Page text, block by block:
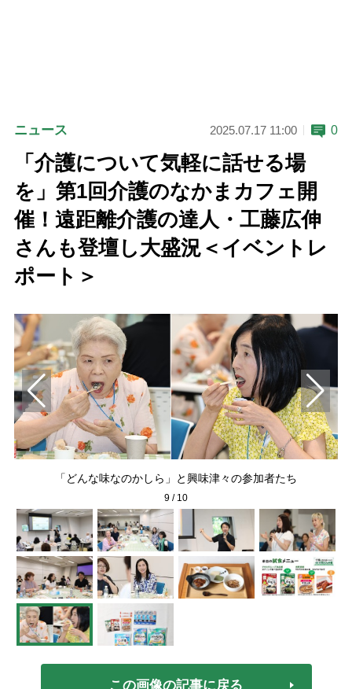
ニュース 2025.07.17 11:00 0
「介護について気軽に話せる場
を」第1回介護のなかまカフェ開
催！遠距離介護の達人・工藤広伸
さんも登壇し大盛況＜イベントレ
ポート＞
「どんな味なのかしら」と興味津々の参加者たち
9 / 10
この画像の記事に戻る